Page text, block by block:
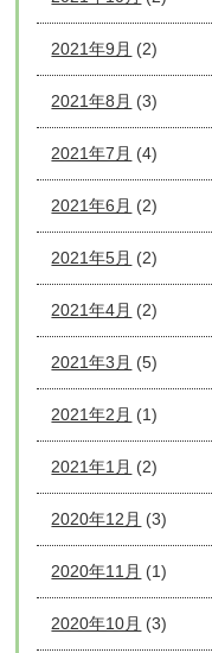
2021年9月 (2)
2021年8月 (3)
2021年7月 (4)
2021年6月 (2)
2021年5月 (2)
2021年4月 (2)
2021年3月 (5)
2021年2月 (1)
2021年1月 (2)
2020年12月 (3)
2020年11月 (1)
2020年10月 (3)